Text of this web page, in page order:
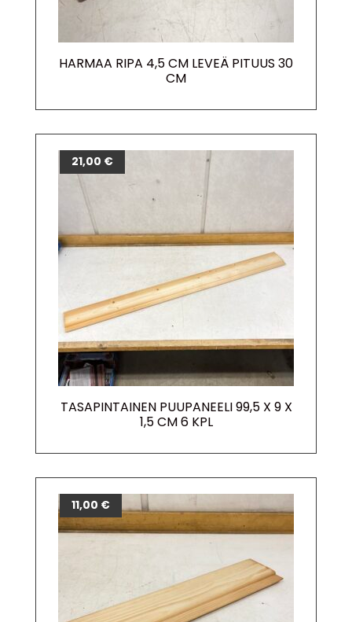
HARMAA RIPA 4,5 CM LEVEÄ PITUUS 30
CM
TASAPINTAINEN PUUPANEELI 99,5 X 9 X
1,5 CM 6 KPL
21,00 €
11,00 €